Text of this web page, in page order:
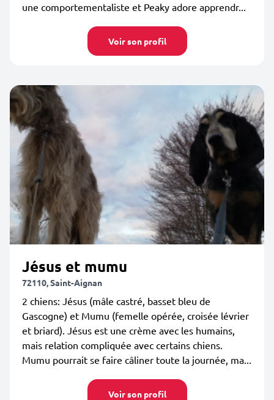
une comportementaliste et Peaky adore apprendr...
Voir son profil
Jésus et mumu
72110, Saint-Aignan
2 chiens: Jésus (mâle castré, basset bleu de
Gascogne) et Mumu (femelle opérée, croisée lévrier
et briard). Jésus est une crème avec les humains,
mais relation compliquée avec certains chiens.
Mumu pourrait se faire câliner toute la journée, ma...
Voir son profil